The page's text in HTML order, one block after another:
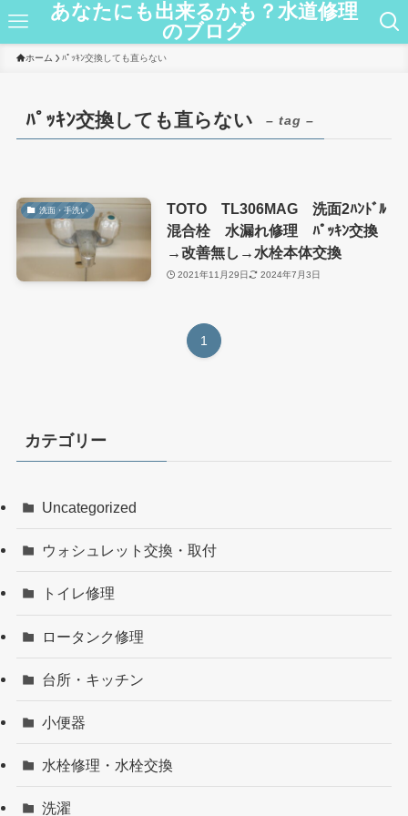
あなたにも出来るかも？水道修理
のブログ
ホーム ﾊﾟｯｷﾝ交換しても直らない
ﾊﾟｯｷﾝ交換しても直らない – tag –
洗面・手洗い
TOTO TL306MAG 洗面2ﾊﾝﾄﾞﾙ
混合栓 水漏れ修理 ﾊﾟｯｷﾝ交換
→改善無し→水栓本体交換
2021年11月29日 2024年7月3日
1
カテゴリー
Uncategorized
ウォシュレット交換・取付
トイレ修理
ロータンク修理
台所・キッチン
小便器
水栓修理・水栓交換
洗濯